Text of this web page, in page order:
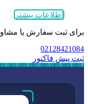
اطلاعات بیشتر
برای ثبت سفارش یا
02128421084
ثبت پیش فاکتور